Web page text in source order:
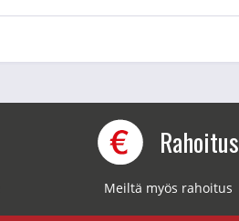
Rahoitus
Meiltä myös rahoitus